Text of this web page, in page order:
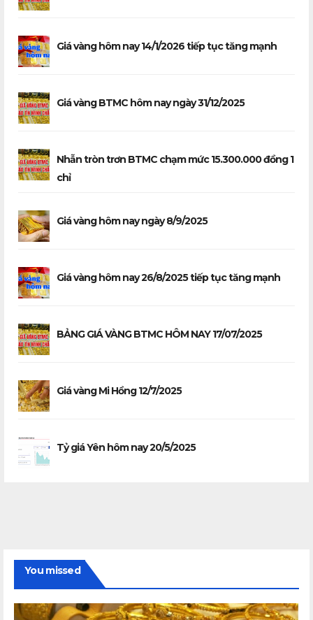
Giá vàng hôm nay 14/1/2026 tiếp tục tăng mạnh
Giá vàng BTMC hôm nay ngày 31/12/2025
Nhẫn tròn trơn BTMC chạm mức 15.300.000 đồng 1
chỉ
Giá vàng hôm nay ngày 8/9/2025
Giá vàng hôm nay 26/8/2025 tiếp tục tăng mạnh
BẢNG GIÁ VÀNG BTMC HÔM NAY 17/07/2025
Giá vàng Mi Hồng 12/7/2025
Tỷ giá Yên hôm nay 20/5/2025
You missed